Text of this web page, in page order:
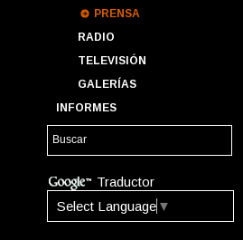
PRENSA
RADIO
TELEVISIÓN
GALERÍAS
INFORMES
Traductor
Select Language ▼